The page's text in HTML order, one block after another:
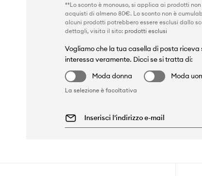
**Lo sconto è monouso, si applica ai prodotti
acquisti di almeno 80€. Lo sconto non è
alcuni prodotti potrebbero essere esclusi dallo
dettagli, visita il sito: prodotti esclusi
Vogliamo che la tua casella di posta riceva
interessa veramente. Dicci se si tratta di:
Moda donna
Moda
La selezione è facoltativa